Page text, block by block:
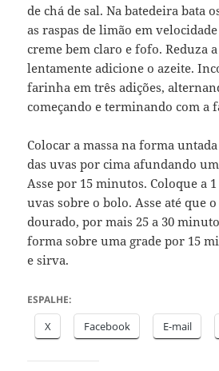
de chá de sal. Na batedeira bata
as raspas de limão em
creme bem claro e fofo. Reduza
lentamente adicione o azeite.
farinha em três adições,
começando e terminando com a
Colocar a massa na forma
das uvas por cima afundando
Asse por 15 minutos. Coloque a
uvas sobre o bolo. Asse até que
dourado, por mais 25 a 30
forma sobre uma grade por 15
e sirva.
ESPALHE:
X Facebook E-mail